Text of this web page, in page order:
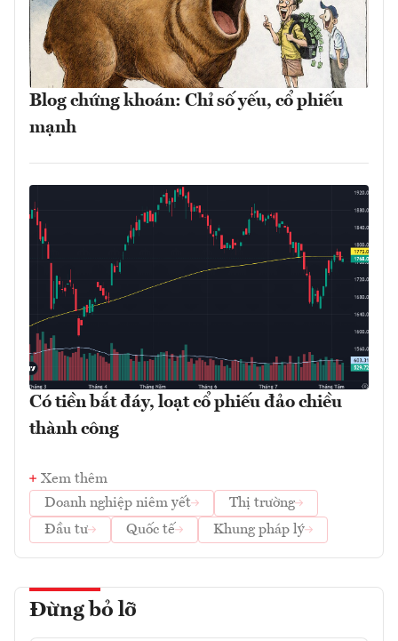
Blog chứng khoán: Chỉ số yếu, cổ phiếu
mạnh
Có tiền bắt đáy, loạt cổ phiếu đảo chiều
thành công
Xem thêm
Doanh nghiệp niêm yết
Thị trường
Đầu tư
Quốc tế Khung pháp lý
Đừng bỏ lỡ